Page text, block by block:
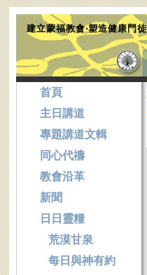
建立蒙福教會‧塑造健康門徒
首頁
主日講道
專題講道文輯
同心代禱
教會沿革
新聞
日日靈糧
荒漠甘泉
每日與神有約